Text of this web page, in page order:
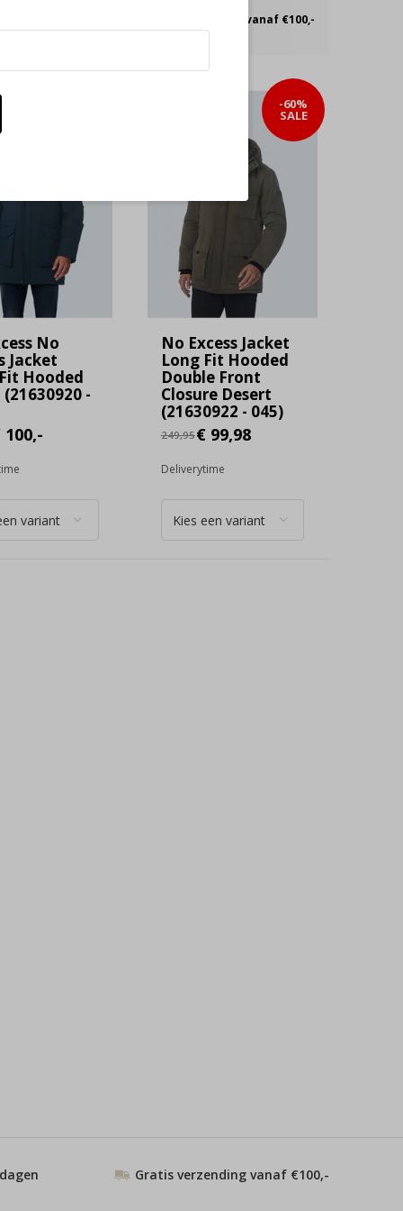
Gratis verzending vanaf €100,-
No
Jacket
Hooded
-
No Excess Jacket
Long Fit Hooded
Double Front
Closure Desert
(21630922 - 045)
-60%
SALE
249,95€ 99,98
Deliverytime
Gratis verzending vanaf €100,-